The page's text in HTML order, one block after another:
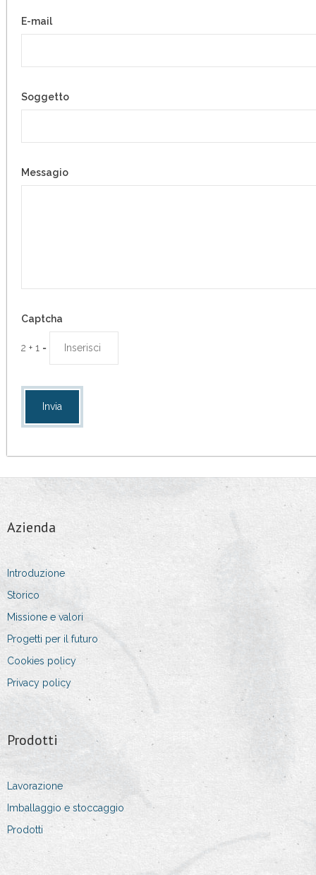
- Imballaggio e stoccaggio
- Oeko-Tex
- Direttore Vendite
- Capo Direzione Acquisti
- Intestazione dell’azienda
E-mail
Soggetto
Messagio
Captcha
2 + 1 =
Azienda
Introduzione
Storico
Missione e valori
Progetti per il futuro
Cookies policy
Privacy policy
Prodotti
Lavorazione
Imballaggio e stoccaggio
Prodotti